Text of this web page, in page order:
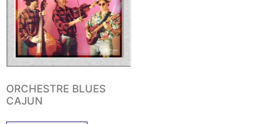
ORCHESTRE BLUES
CAJUN